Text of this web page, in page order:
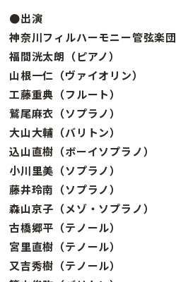
●出演
神奈川フィルハーモニー管弦楽団
福間洸太朗（ピアノ）
山根一仁（ヴァイオリン）
工藤重典（フルート）
鷲尾麻衣（ソプラノ）
大山大輔（バリトン）
込山直樹（ボーイソプラノ）
小川里美（ソプラノ）
藤井玲南（ソプラノ）
森山京子（メゾ・ソプラノ）
古橋郷平（テノール）
宮里直樹（テノール）
又吉秀樹（テノール）